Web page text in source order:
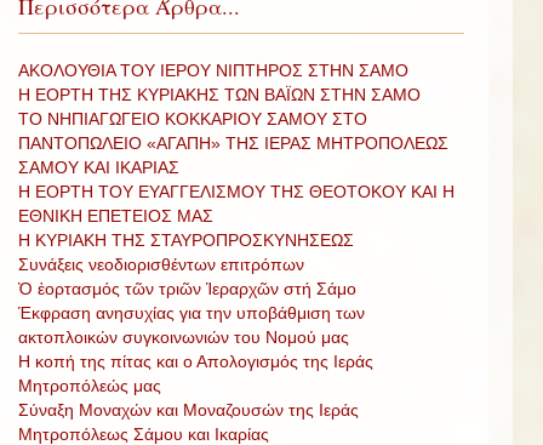
Περισσότερα Άρθρα...
ΑΚΟΛΟΥΘΙΑ ΤΟΥ ΙΕΡΟΥ ΝΙΠΤΗΡΟΣ ΣΤΗΝ ΣΑΜΟ
Η ΕΟΡΤΗ ΤΗΣ ΚΥΡΙΑΚΗΣ ΤΩΝ ΒΑΪΩΝ ΣΤΗΝ ΣΑΜΟ
ΤΟ ΝΗΠΙΑΓΩΓΕΙΟ ΚΟΚΚΑΡΙΟΥ ΣΑΜΟΥ ΣΤΟ
ΠΑΝΤΟΠΩΛΕΙΟ «ΑΓΑΠΗ» ΤΗΣ ΙΕΡΑΣ ΜΗΤΡΟΠΟΛΕΩΣ
ΣΑΜΟΥ ΚΑΙ ΙΚΑΡΙΑΣ
Η ΕΟΡΤΗ ΤΟΥ ΕΥΑΓΓΕΛΙΣΜΟΥ ΤΗΣ ΘΕΟΤΟΚΟΥ ΚΑΙ Η
ΕΘΝΙΚΗ ΕΠΕΤΕΙΟΣ ΜΑΣ
Η ΚΥΡΙΑΚΗ ΤΗΣ ΣΤΑΥΡΟΠΡΟΣΚΥΝΗΣΕΩΣ
Συνάξεις νεοδιορισθέντων επιτρόπων
Ὁ ἑορτασμός τῶν τριῶν Ἱεραρχῶν στή Σάμο
Έκφραση ανησυχίας για την υποβάθμιση των
ακτοπλοικών συγκοινωνιών του Νομού μας
Η κοπή της πίτας και ο Απολογισμός της Ιεράς
Μητροπόλεώς μας
Σύναξη Μοναχών και Μοναζουσών της Ιεράς
Μητροπόλεως Σάμου και Ικαρίας